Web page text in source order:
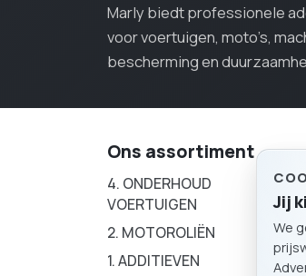
Marly biedt professionele
voor voertuigen, moto’s,
bescherming en
Ons assortiment
4. ONDERHOUD
VOERTUIGEN
2. MOTOROLIËN
1. ADDITIEVEN
Jij
We